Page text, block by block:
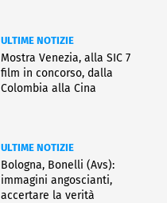
ULTIME NOTIZIE
Mostra Venezia, alla SIC 7
film in concorso, dalla
Colombia alla Cina
ULTIME NOTIZIE
Bologna, Bonelli (Avs):
immagini angoscianti,
accertare la verità